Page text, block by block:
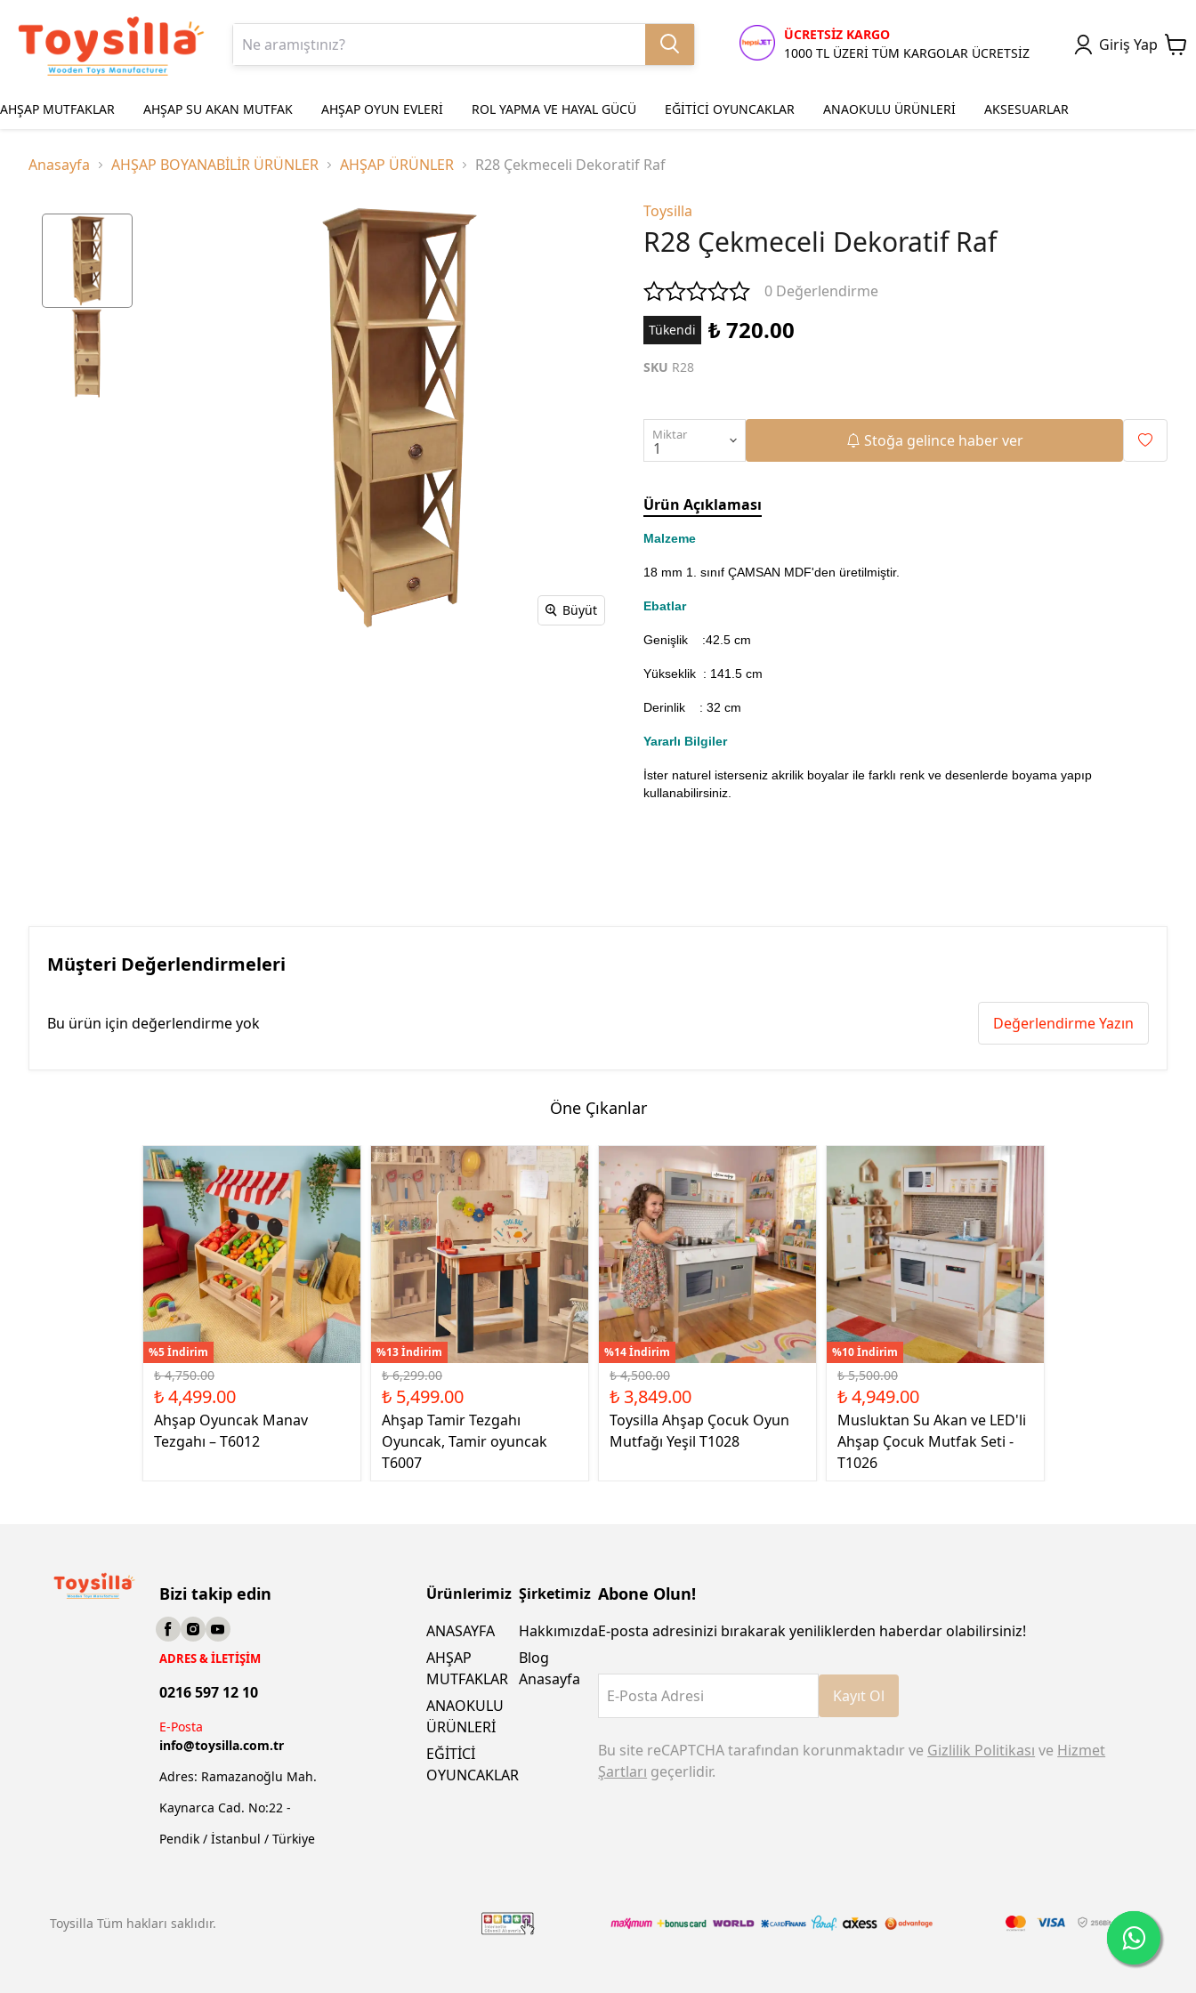
ÜCRETSİZ KARGO
1000 TL ÜZERİ TÜM KARGOLAR ÜCRETSİZ
Giriş Yap
AHŞAP MUTFAKLAR AHŞAP SU AKAN MUTFAK AHŞAP OYUN EVLERİ ROL YAPMA VE HAYAL GÜCÜ EĞİTİCİ OYUNCAKLAR ANAOKULU ÜRÜNLERİ AKSESUARLAR
Anasayfa AHŞAP BOYANABİLİR ÜRÜNLER AHŞAP ÜRÜNLER R28 Çekmeceli Dekoratif Raf
Büyüt
Toysilla
R28 Çekmeceli Dekoratif Raf
0 Değerlendirme
Tükendi ₺ 720.00
SKU R28
Miktar Stoğa gelince haber ver
Ürün Açıklaması
Malzeme
18 mm 1. sınıf ÇAMSAN MDF'den üretilmiştir.
Ebatlar
Genişlik :42.5cm
Yükseklik : 141.5 cm
Derinlik : 32 cm
Yararlı Bilgiler
İster naturel isterseniz akrilik boyalar ile farklı renk ve desenlerde boyama yapıp
kullanabilirsiniz.
Müşteri Değerlendirmeleri
Bu ürün için değerlendirme yok Değerlendirme Yazın
Öne Çıkanlar
%5 İndirim
₺ 4,750.00
₺ 4,499.00
Ahşap Oyuncak Manav
Tezgahı – T6012
%13 İndirim
₺ 6,299.00
₺ 5,499.00
Ahşap Tamir Tezgahı
Oyuncak, Tamir oyuncak
T6007
%14 İndirim
₺ 4,500.00
₺ 3,849.00
Toysilla Ahşap Çocuk Oyun
Mutfağı Yeşil T1028
%10 İndirim
₺ 5,500.00
₺ 4,949.00
Musluktan Su Akan ve LED'li
Ahşap Çocuk Mutfak Seti -
T1026
Bizi takip edin
ADRES & İLETİŞİM
0216 597 12 10
E-Posta
info@toysilla.com.tr
Adres: Ramazanoğlu Mah.
Kaynarca Cad. No:22 -
Pendik / İstanbul / Türkiye
Ürünlerimiz
ANASAYFA
AHŞAP
MUTFAKLAR
ANAOKULU
ÜRÜNLERİ
EĞİTİCİ
OYUNCAKLAR
Şirketimiz
Hakkımızda
Blog
Anasayfa
Abone Olun!
E-posta adresinizi bırakarak yeniliklerden haberdar olabilirsiniz!
E-Posta Adresi Kayıt Ol
Bu site reCAPTCHA tarafından korunmaktadır ve Gizlilik Politikası ve Hizmet
Şartları geçerlidir.
Toysilla Tüm hakları saklıdır.